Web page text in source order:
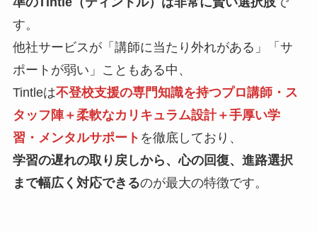
す。
他社サービスが「講師に当たり外れがある」「サ
ポートが弱い」こともある中、
Tintleは不登校支援の専門知識を持つプロ講師・ス
タッフ陣＋柔軟なカリキュラム設計＋手厚い学
習・メンタルサポート を徹底しており、
学習の遅れの取り戻しから、心の回復、進路選択
まで幅広く対応できるのが最大の特徴です。